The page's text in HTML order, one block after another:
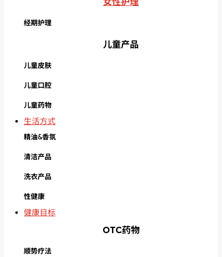
经期护理
儿童产品
儿童皮肤
儿童口腔
儿童药物
生活方式
精油&香氛
清洁产品
洗衣产品
性健康
健康目标
OTC药物
顺势疗法